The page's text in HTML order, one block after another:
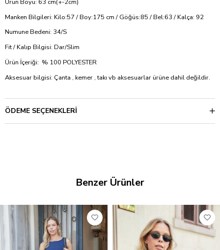
Ürün Boyu: 63 cm(+-2cm)
Manken Bilgileri: Kilo:57 / Boy:175 cm / Göğüs:85 / Bel:63 / Kalça: 92
Numune Bedeni: 34/S
Fit / Kalıp Bilgisi: Dar/Slim
Ürün İçeriği: % 100 POLYESTER
Aksesuar bilgisi: Çanta , kemer , takı vb aksesuarlar ürüne dahil değildir.
ÖDEME SEÇENEKLERI
Benzer Ürünler